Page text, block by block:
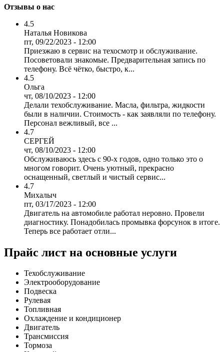
Отзывы о нас
4.5
Наталья Новикова
пт, 09/22/2023 - 12:00
Приезжаю в сервис на техосмотр и обслуживание.
Посоветовали знакомые. Предварительная запись по
телефону. Всё чётко, быстро, к...
4.5
Ольга
чт, 08/10/2023 - 12:00
Делали техобслуживание. Масла, фильтра, жидкости
были в наличии. Стоимость - как заявляли по телефону.
Персонал вежливый, все ...
4.7
СЕРГЕЙ
чт, 08/10/2023 - 12:00
Обслуживаюсь здесь с 90-х годов, одно только это о
многом говорит. Очень уютный, прекрасно
оснащенный, светлый и чистый сервис...
4.7
Михалыч
пт, 03/17/2023 - 12:00
Двигатель на автомобиле работал неровно. Провели
диагностику. Понадобилась промывка форсунок в итоге.
Теперь все работает отли...
Прайс лист на основные услуги
Техобслуживание
Электрооборудование
Подвеска
Рулевая
Топливная
Охлаждение и кондиционер
Двигатель
Трансмиссия
Тормоза